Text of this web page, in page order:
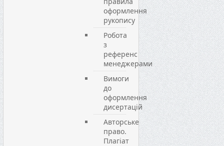
оформлення
рукопису
Робота
з
референс
менеджерами
Вимоги
до
оформлення
дисертацій
Авторське
право.
Плагіат